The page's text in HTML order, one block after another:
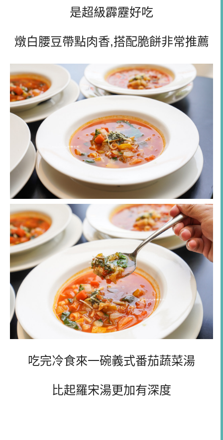
是超級霹靂好吃
燉白腰豆帶點肉香,搭配脆餅非常推薦
吃完冷食來一碗義式番茄蔬菜湯
比起羅宋湯更加有深度